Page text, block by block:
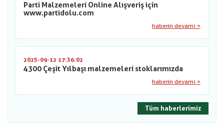
Parti Malzemeleri Online Alışveriş için
www.partidolu.com
haberin devamı >
2025-09-12 17:36:02
4300 Çeşit Yılbaşı malzemeleri stoklarımızda
haberin devamı >
Tüm haberlerimiz